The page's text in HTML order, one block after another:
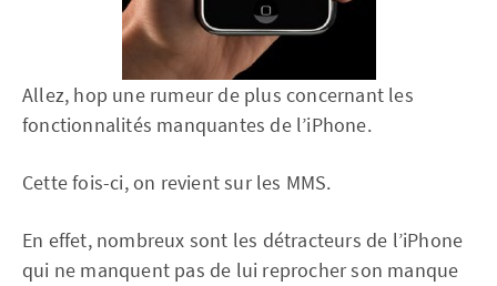
Allez, hop une rumeur de plus concernant les
fonctionnalités manquantes de l’iPhone.
Cette fois-ci, on revient sur les MMS.
En effet, nombreux sont les détracteurs de l’iPhone
qui ne manquent pas de lui reprocher son manque